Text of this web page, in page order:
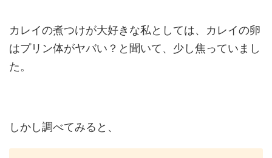
カレイの煮つけが大好きな私としては、カレイの卵
はプリン体がヤバい？と聞いて、少し焦っていまし
た。
しかし調べてみると、